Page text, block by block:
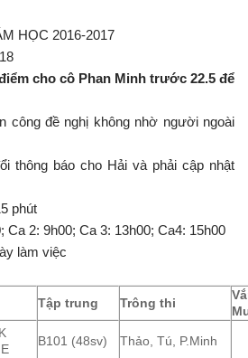
HỌC 2016-2017
cho cô Phan Minh trước 22.5 để
công đề nghị không nhờ người ngoài
thông báo cho Hải và phải cập nhật
phút
Ca 2: 9h00; Ca 3: 13h00; Ca4: 15h00
làm việc
Tập trung Trông thi
B101 (48sv) Thảo, Tú, P.Minh